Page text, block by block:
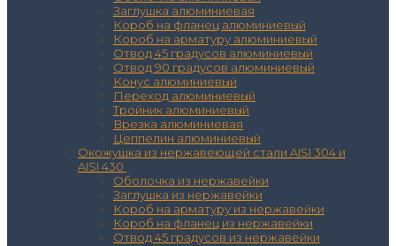
Заглушка алюминиевая
Короб на фланец алюминиевый
Короб на арматуру алюминиевый
Отвод 45 градусов алюминиевый
Отвод 90 градусов алюминиевый
Конус алюминиевый
Переход алюминиевый
Тройник алюминиевый
Врезка алюминиевая
Цеппелин алюминиевый
Окожушка из нержавеющей стали AISI 304 и
AISI 430
Оболочка из нержавейки
Заглушка из нержавейки
Короб на арматуру из нержавейки
Короб на фланец из нержавейки
Отвод 45 градусов из нержавейки